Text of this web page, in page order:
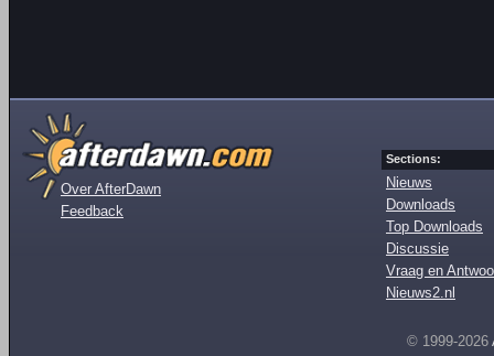
Over AfterDawn
Feedback
Sections:
Nieuws
Downloads
Top Downloads
Discussie
Vraag en
Nieuws2.nl
© 1999-2026